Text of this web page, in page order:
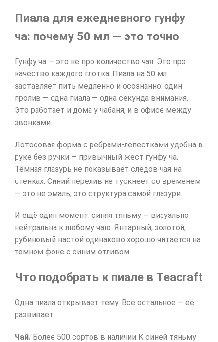
Пиала для ежедневного гунфу
ча: почему 50 мл — это точно
Гунфу ча — это не про количество чая. Это про
качество каждого глотка. Пиала на 50 мл
заставляет пить медленно и осознанно: один
пролив — одна пиала — одна секунда внимания.
Это работает и дома у чабаня, и в офисе между
звонками.
Лотосовая форма с рёбрами-лепестками удобна в
руке без ручки — привычный жест гунфу ча.
Тёмная глазурь не показывает следов чая на
стенках. Синий перелив не тускнеет со временем
— это не эмаль, это структура самой глазури.
И ещё один момент: синяя тяньму — визуально
нейтральна к любому чаю. Янтарный, золотой,
рубиновый настой одинаково хорошо читается на
тёмном фоне с синим отливом.
Что подобрать к пиале в Teacraft
Одна пиала открывает тему. Всё остальное — её
развивает.
Чай. Более 500 сортов в наличии К синей тяньму